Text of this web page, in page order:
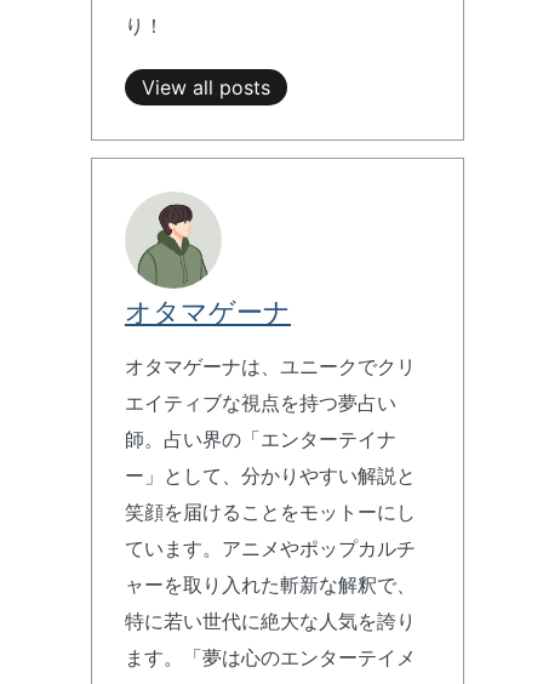
り！
View all posts
オタマゲーナ
オタマゲーナは、ユニークでクリ
エイティブな視点を持つ夢占い
師。占い界の「エンターテイナ
ー」として、分かりやすい解説と
笑顔を届けることをモットーにし
ています。アニメやポップカルチ
ャーを取り入れた斬新な解釈で、
特に若い世代に絶大な人気を誇り
ます。「夢は心のエンターテイメ